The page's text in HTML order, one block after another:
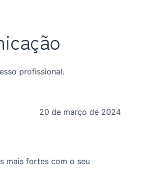
profissional.
20 de março de 2024